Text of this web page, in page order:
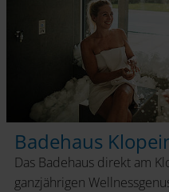
Badehaus
Das Badehaus direkt am
ganzjährigen